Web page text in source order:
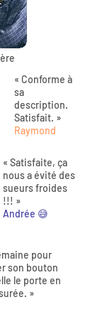
« Conforme à
sa
description.
Satisfait. »
Raymond
« Satisfaite, ça
nous a évité des
sueurs froides
!!! »
Andrée 😅
pour
son bouton
le porte en
»